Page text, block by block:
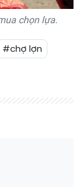
chọn lựa.
#chợ lợn